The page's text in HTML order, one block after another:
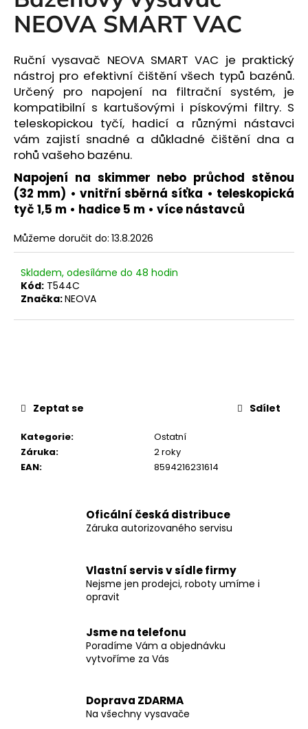
0,0
hvězdiček.
NEOVA SMART VAC
Ruční vysavač NEOVA SMART VAC je praktický
nástroj pro efektivní čištění všech typů bazénů.
Určený pro napojení na filtrační systém, je
kompatibilní s kartušovými i pískovými filtry. S
teleskopickou tyčí, hadicí a různými nástavci
vám zajistí snadné a důkladné čištění dna a
rohů vašeho bazénu.
Napojení na skimmer nebo průchod stěnou
(32 mm) • vnitřní sběrná síťka • teleskopická
tyč 1,5 m • hadice 5 m • více nástavců
Můžeme doručit do: 13.8.2026
Skladem, odesíláme do 48 hodin
Kód: T544C
Značka:NEOVA
Kategorie:
Ostatní
Záruka:
2 roky
EAN: 8594216231614
Zeptat se Sdílet
Oficální česká distribuce
Záruka autorizovaného servisu
Vlastní servis v sídle firmy
Nejsme jen prodejci, roboty umíme i
opravit
Jsme na telefonu
Poradíme Vám a objednávku
vytvoříme za Vás
Doprava ZDARMA
Na všechny vysavače
a
j
í
t
?
HLEDAT
D
o
p
o
u
u
OF
42IQ
22